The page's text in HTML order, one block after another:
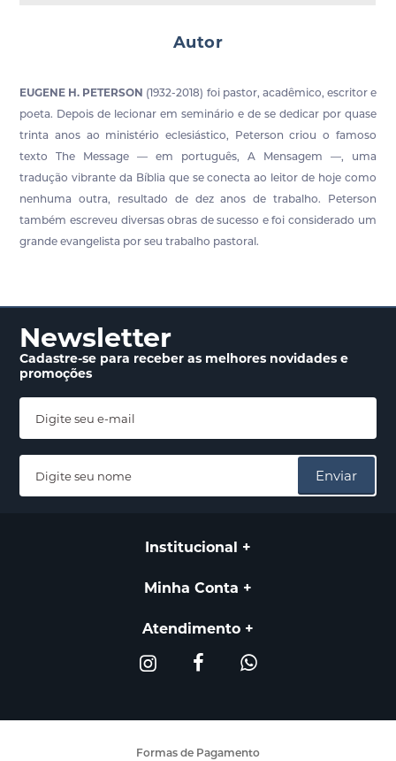
Autor
EUGENE H. PETERSON (1932-2018) foi pastor, acadêmico, escritor e
poeta. Depois de lecionar em seminário e de se dedicar por quase
trinta anos ao ministério eclesiástico, Peterson criou o famoso
texto The Message — em português, A Mensagem —, uma
tradução vibrante da Bíblia que se conecta ao leitor de hoje como
nenhuma outra, resultado de dez anos de trabalho. Peterson
também escreveu diversas obras de sucesso e foi considerado um
grande evangelista por seu trabalho pastoral.
Newsletter
Cadastre-se para receberas melhores novidadese
promoções
Enviar
Institucional
Minha Conta
Atendimento
Formas de Pagamento